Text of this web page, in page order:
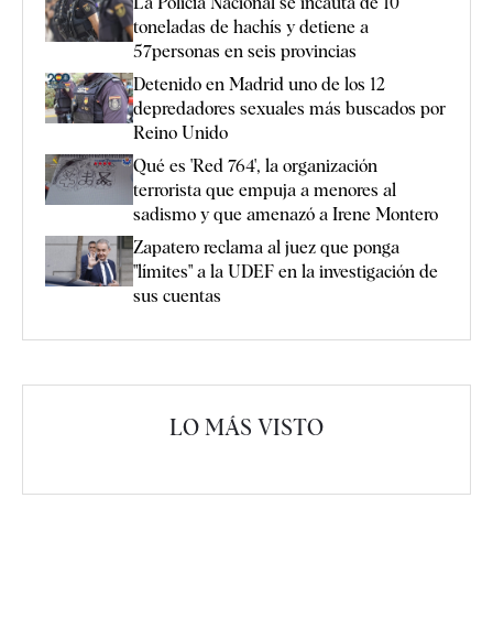
toneladas de hachís y detiene a
57personas en seis provincias
Detenido en Madrid uno de los 12
depredadores sexuales más buscados por
Reino Unido
Qué es 'Red 764', la organización
terrorista que empuja a menores al
sadismo y que amenazó a Irene Montero
Zapatero reclama al juez que ponga
"límites" a la UDEF en la investigación de
sus cuentas
LO MÁS VISTO